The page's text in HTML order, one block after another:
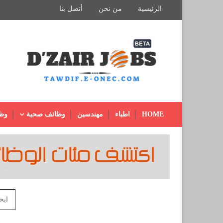
الرئيسية من نحن أتصل بنا
HOME اطباء مهندسين وظائف صحية